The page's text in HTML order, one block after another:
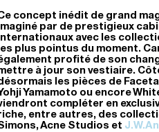
concept inédit de grand
par de prestigieux
avec les
plus pointus du moment.
profité de son
à jour son vestiaire.
les pièces de
Yamamoto ou encore
compléter en
entre autres, des
Acne Studios et